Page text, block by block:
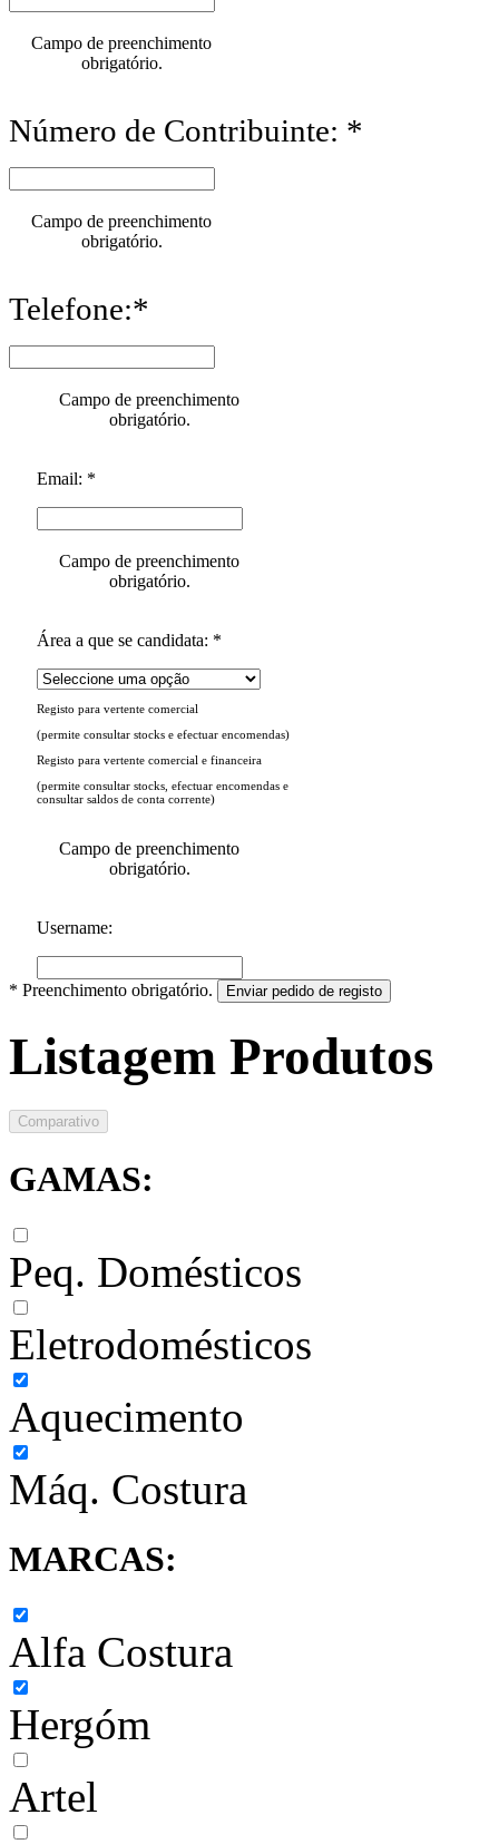
Campo de preenchimento
obrigatório.
Número de Contribuinte: *
Campo de preenchimento
obrigatório.
Telefone:*
Campo de preenchimento
obrigatório.
Email: *
Campo de preenchimento
obrigatório.
Área a que se candidata: *
Registo para vertente comercial
(permite consultar stocks e efectuar encomendas)
Registo para vertente comercial e financeira
(permite consultar stocks, efectuar encomendas e
consultar saldos de conta corrente)
Campo de preenchimento
obrigatório.
Username:
* Preenchimento obrigatório. Enviar pedido de registo
Listagem Produtos
Comparativo
GAMAS:
Peq. Domésticos
Eletrodomésticos
Aquecimento
Máq. Costura
MARCAS:
Alfa Costura
Hergóm
Artel